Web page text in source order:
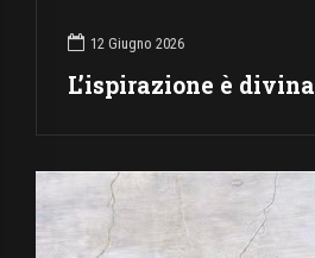
12 Giugno 2026
L’ispirazione è divina